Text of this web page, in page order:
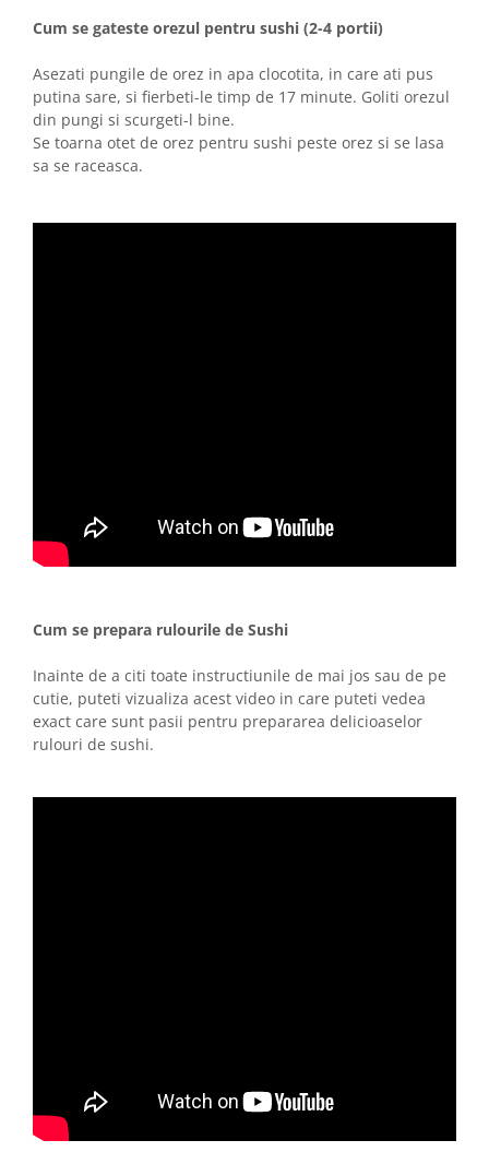
Cum se gateste orezul pentru sushi (2-4 portii)
Asezati pungile de orez in apa clocotita, in care ati pus
putina sare, si fierbeti-le timp de 17 minute. Goliti orezul
din pungi si scurgeti-l bine.
Se toarna otet de orez pentru sushi peste orez si se lasa
sa se raceasca.
Cum se prepara rulourile de Sushi
Inainte de a citi toate instructiunile de mai jos sau de pe
cutie, puteti vizualiza acest video in care puteti vedea
exact care sunt pasii pentru prepararea delicioaselor
rulouri de sushi.